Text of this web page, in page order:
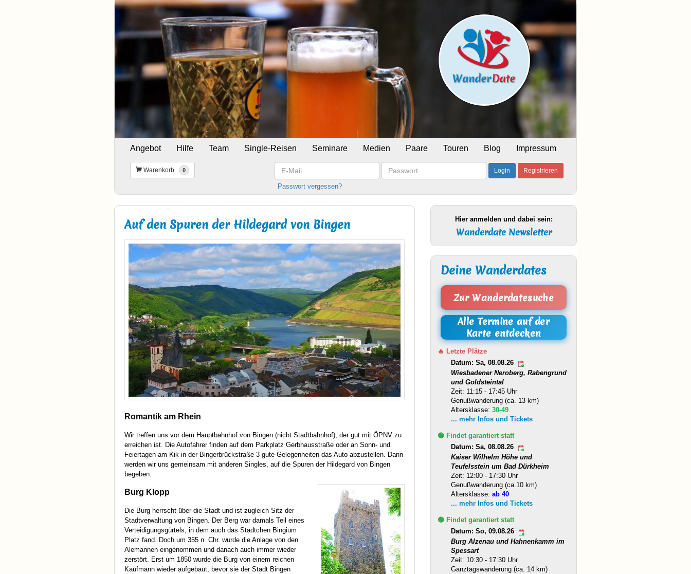
Angebot Hilfe Team Single-Reisen Seminare Medien Paare Touren Blog Impressum
Warenkorb 0
E-
Mail
Passwort
Login Registrieren
Passwort vergessen?
Auf den Spuren der Hildegard von Bingen
Romantik am Rhein
Wir treffen uns vor dem Hauptbahnhof von Bingen (nicht Stadtbahnhof), der gut mit ÖPNV zu
erreichen ist. Die Autofahrer finden auf dem Parkplatz Gerbhausstraße oder an Sonn- und
Feiertagen am Kik in der Bingerbrückstraße 3 gute Gelegenheiten das Auto abzustellen. Dann
werden wir uns gemeinsam mit anderen Singles, auf die Spuren der Hildegard von Bingen
begeben.
Burg Klopp
Die Burg herrscht über die Stadt und ist zugleich Sitz der
Stadtverwaltung von Bingen. Der Berg war damals Teil eines
Verteidigungsgürtels, in dem auch das Städtchen Bingium
Platz fand. Doch um 355 n. Chr. wurde die Anlage von den
Alemannen eingenommen und danach auch immer wieder
zerstört. Erst um 1850 wurde die Burg von einem reichen
Kaufmann wieder aufgebaut, bevor sie der Stadt Bingen
Hier anmelden und dabei sein:
Wanderdate Newsletter
Deine Wanderdates
Zur Wanderdatesuche
Alle Termine auf der
Karte entdecken
🔥 Letzte Plätze
Datum: Sa, 08.08.26
Wiesbadener Neroberg, Rabengrund
und Goldsteintal
Zeit: 11:15 - 17:45 Uhr
Genußwanderung (ca. 13 km)
Altersklasse:30-49
... mehr Infos und Tickets
🟢 Findet garantiert statt
Datum: Sa, 08.08.26
Kaiser Wilhelm Höhe und
Teufelsstein um Bad Dürkheim
Zeit: 12:00 - 17:30 Uhr
Genußwanderung (ca.10 km)
Altersklasse:ab 40
... mehr Infos und Tickets
🟢 Findet garantiert statt
Datum: So, 09.08.26
Burg Alzenau und Hahnenkamm im
Spessart
Zeit: 10:30 - 17:30 Uhr
Ganztagswanderung (ca. 14 km)